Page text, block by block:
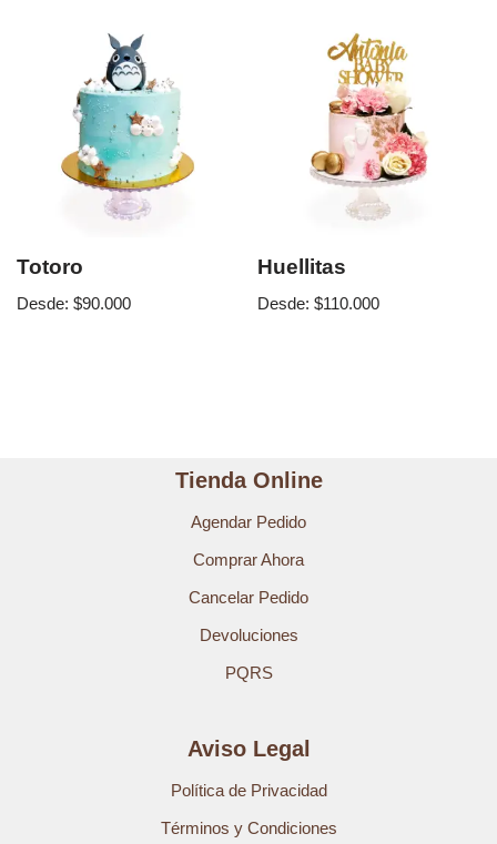
Totoro
Desde: $90.000
Huellitas
Desde:$110.000
Tienda Online
Agendar Pedido
Comprar Ahora
Cancelar Pedido
Devoluciones
PQRS
Aviso Legal
Política de Privacidad
Términos y Condiciones